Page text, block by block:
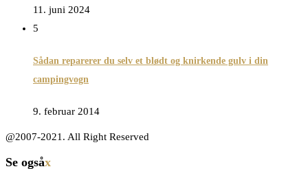
11. juni 2024
5
Sådan reparerer du selv et blødt og knirkende gulv i din
campingvogn
9. februar 2014
@2007-2021. All Right Reserved
Se ogsåx